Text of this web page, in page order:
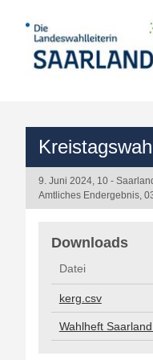
9. Juni 2024, 10 -
Amtliches Endergebnis,
Downloads
Datei
kerg.csv
Wahlheft